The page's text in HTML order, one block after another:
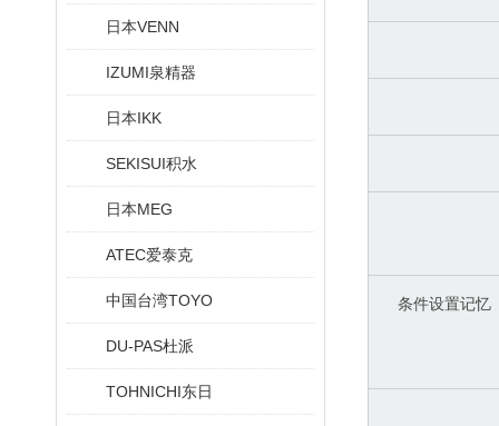
日本VENN
IZUMI泉精器
日本IKK
SEKISUI积水
日本MEG
ATEC爱泰克
中国台湾TOYO
DU-PAS杜派
TOHNICHI东日
条件设置记忆